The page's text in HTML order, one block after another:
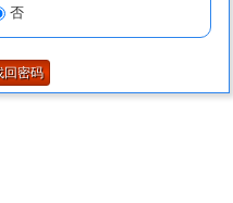
否